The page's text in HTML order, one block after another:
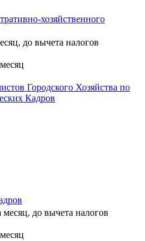
хозяйственного
до вычета налогов
Городского Хозяйства по
Кадров
месяц, до вычета налогов